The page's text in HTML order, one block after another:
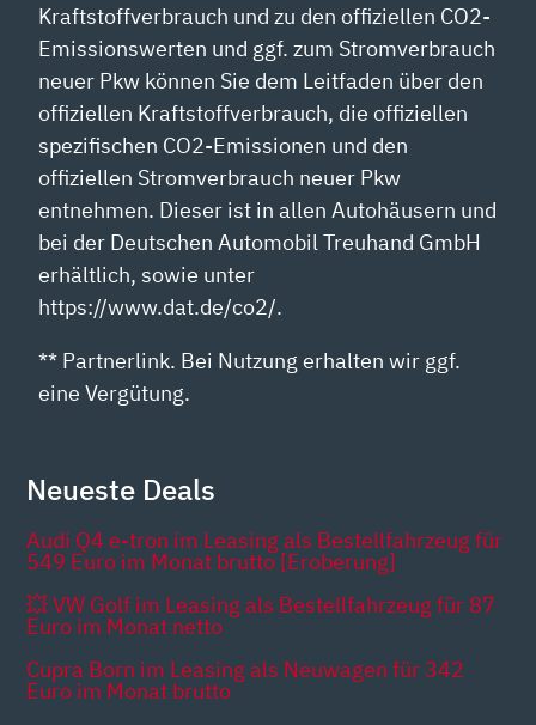
Kraftstoffverbrauch und zu den offiziellen CO2-
Emissionswerten und ggf. zum Stromverbrauch
neuer Pkw können Sie dem Leitfaden über den
offiziellen Kraftstoffverbrauch, die offiziellen
spezifischen CO2-Emissionen und den
offiziellen Stromverbrauch neuer Pkw
entnehmen. Dieser ist in allen Autohäusern und
bei der Deutschen Automobil Treuhand GmbH
erhältlich, sowie unter
https://www.dat.de/co2/.
** Partnerlink. Bei Nutzung erhalten wir ggf.
eine Vergütung.
Neueste Deals
Audi Q4 e-tron im Leasing als Bestellfahrzeug für
549 Euro im Monat brutto [Eroberung]
💥 VW Golf im Leasing als Bestellfahrzeug für 87
Euro im Monat netto
Cupra Born im Leasing als Neuwagen für 342
Euro im Monat brutto